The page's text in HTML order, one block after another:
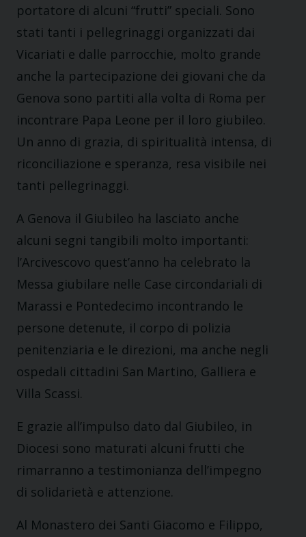
portatore di alcuni “frutti” speciali. Sono
stati tanti i pellegrinaggi organizzati dai
Vicariati e dalle parrocchie, molto grande
anche la partecipazione dei giovani che da
Genova sono partiti alla volta di Roma per
incontrare Papa Leone per il loro giubileo.
Un anno di grazia, di spiritualità intensa, di
riconciliazione e speranza, resa visibile nei
tanti pellegrinaggi.
A Genova il Giubileo ha lasciato anche
alcuni segni tangibili molto importanti:
l’Arcivescovo quest’anno ha celebrato la
Messa giubilare nelle Case circondariali di
Marassi e Pontedecimo incontrando le
persone detenute, il corpo di polizia
penitenziaria e le direzioni, ma anche negli
ospedali cittadini San Martino, Galliera e
Villa Scassi.
E grazie all’impulso dato dal Giubileo, in
Diocesi sono maturati alcuni frutti che
rimarranno a testimonianza dell’impegno
di solidarietà e attenzione.
Al Monastero dei Santi Giacomo e Filippo,